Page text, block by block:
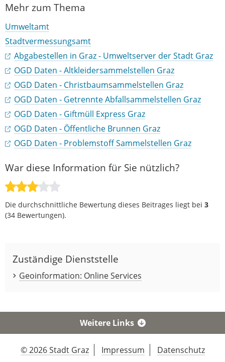
Mehr zum Thema
Umweltamt
Stadtvermessungsamt
Abgabestellen in Graz - Umweltserver der Stadt Graz
OGD Daten - Altkleidersammelstellen Graz
OGD Daten - Christbaumsammelstellen Graz
OGD Daten - Getrennte Abfallsammelstellen Graz
OGD Daten - Giftmüll Express Graz
OGD Daten - Öffentliche Brunnen Graz
OGD Daten - Problemstoff Sammelstellen Graz
War diese Information für Sie nützlich?
Die durchschnittliche Bewertung dieses Beitrages liegt bei 3
(34 Bewertungen).
Zuständige Dienststelle
Geoinformation: Online Services
Weitere Links
© 2026 Stadt Graz Impressum Datenschutz